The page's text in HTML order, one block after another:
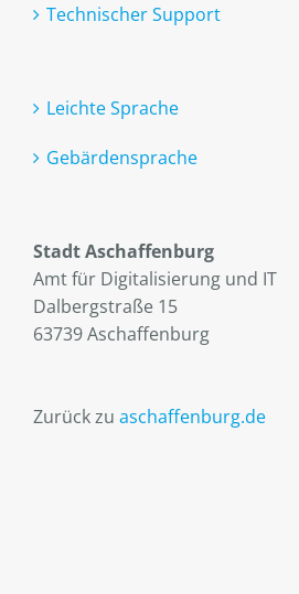
Technischer Support
Leichte Sprache
Gebärdensprache
Stadt Aschaffenburg
Amt für Digitalisierung und IT
Dalbergstraße 15
63739 Aschaffenburg
Zurück zu aschaffenburg.de